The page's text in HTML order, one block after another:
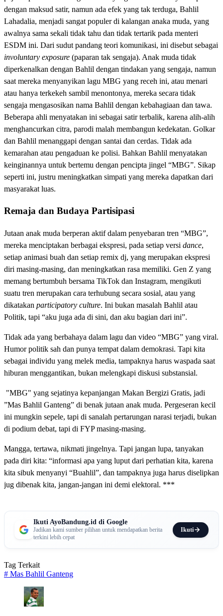
dengan maksud satir, namun ada efek yang tak terduga, Bahlil
Lahadalia, menjadi sangat populer di kalangan anaka muda, yang
awalnya sama sekali tidak tahu dan tidak tertarik pada menteri
ESDM ini. Dari sudut pandang teori komunikasi, ini disebut sebagai
involuntary exposure (paparan tak sengaja). Anak muda tidak
diperkenalkan dengan Bahlil dengan tindakan yang sengaja, namun
saat mereka menyanyikan lagu MBG yang receh ini, atau menari
atau hanya terkekeh sambil menontonya, mereka secara tidak
sengaja mengasosikan nama Bahlil dengan kebahagiaan dan tawa.
Beberapa ahli menyatakan ini sebagai satir terbalik, karena alih-alih
menghancurkan citra, parodi malah membangun kedekatan. Golkar
dan Bahlil menanggapi dengan santai dan cerdas. Tidak ada
kemarahan atau pengaduan ke polisi. Bahkan Bahlil menyatakan
keinginannya untuk bertemu dengan pencipta jingel “MBG”. Sikap
seperti ini, justru meningkatkan simpati yang mereka dapatkan dari
masyarakat luas.
Remaja dan Budaya Partisipasi
Jutaan anak muda berperan aktif dalam penyebaran tren “MBG”,
mereka menciptakan berbagai ekspresi, pada setiap versi dance,
setiap animasi buah dan setiap remix dj, yang merupakan ekspresi
diri masing-masing, dan meningkatkan rasa memiliki. Gen Z yang
memang bertumbuh bersama TikTok dan Instagram, mengikuti
suatu tren merupakan cara terhubung secara sosial, atau yang
dikatakan participatory culture. Ini bukan masalah Bahlil atau
Politik, tapi “aku juga ada di sini, dan aku bagian dari ini”.
Tidak ada yang berbahaya dalam lagu dan video “MBG” yang viral.
Humor politik sah dan punya tempat dalam demokrasi. Tapi kita
sebagai individu yang melek media, tampaknya harus waspada saat
hiburan menggantikan, bukan melengkapi diskusi substansial.
"MBG" yang sejatinya kepanjangan Makan Bergizi Gratis, jadi
”Mas Bahlil Ganteng” di benak jutaan anak muda. Pergeseran kecil
ini mungkin sepele, tapi di sanalah pertarungan narasi terjadi, bukan
di podium debat, tapi di FYP masing-masing.
Mangga, tertawa, nikmati jingelnya. Tapi jangan lupa, tanyakan
pada diri kita: “informasi apa yang luput dari perhatian kita, karena
kita sibuk menyanyi “Buahlil”, dan tampaknya juga harus diselipkan
jug dibenak kita, jangan-jangan ini demi elektoral. ***
Ikuti AyoBandung.id di Google
Jadikan kami sumber pilihan untuk mendapatkan berita
terkini lebih cepat
Ikuti
Tag Terkait
# Mas Bahlil Ganteng